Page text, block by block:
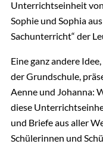
Unterrichtseinheit
Sophie und Sophia
Sachunterricht“ der
Eine ganz andere
der Grundschule,
Aenne und Johanna:
diese
und Briefe aus aller
Schülerinnen und